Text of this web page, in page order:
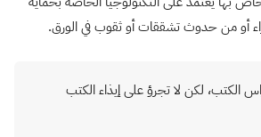
أو من حدوث تشققات أو ثقوب في الورق.
الكتب، لكن لا تجرؤ على إيذاء الكتب